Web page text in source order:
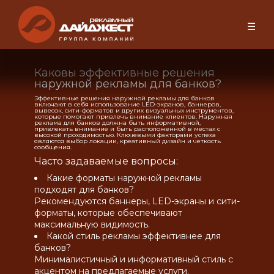
☰
Каковы эффективные решения
наружной рекламы для банков?
Эффективные решения наружной рекламы для банков
включают в себя использование LED-экранов, баннеров,
вывесок, сити-форматов и других визуальных инструментов,
которые помогают привлечь внимание клиентов. Наружная
реклама для банков должна быть информативной,
привлекать внимание и быть расположенной в местах с
высокой проходимостью. Ключевыми факторами успеха
являются выбор локации, креативный дизайн и четкость
сообщения.
Часто задаваемые вопросы:
Какие форматы наружной рекламы
подходят для банков?
Рекомендуются баннеры, LED-экраны и сити-
форматы, которые обеспечивают
максимальную видимость.
Какой стиль рекламы эффективнее для
банков?
Минималистичный и информативный стиль с
акцентом на предлагаемые услуги.